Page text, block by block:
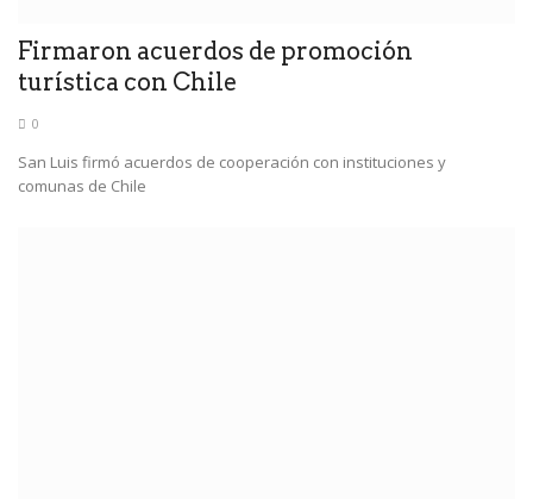
Firmaron acuerdos de promoción
turística con Chile
0
San Luis firmó acuerdos de cooperación con instituciones y
comunas de Chile